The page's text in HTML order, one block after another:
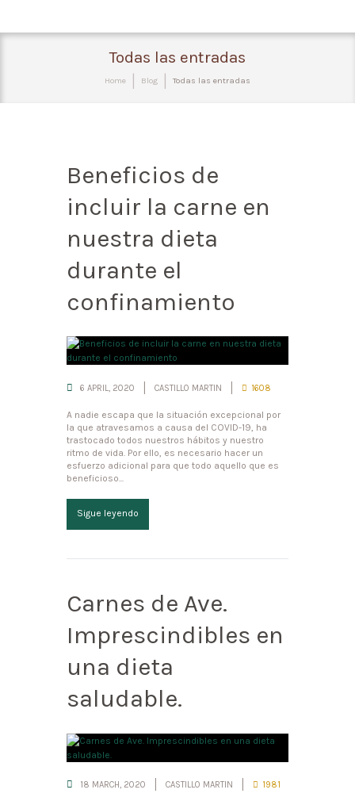
Todas las entradas
Home Blog Todas las entradas
Beneficios de
incluir la carne en
nuestra dieta
durante el
confinamiento
6 APRIL, 2020 CASTILLO MARTIN 1608
A nadie escapa que la situación excepcional por
la que atravesamos a causa del COVID-19, ha
trastocado todos nuestros hábitos y nuestro
ritmo de vida. Por ello, es necesario hacer un
esfuerzo adicional para que todo aquello que es
beneficioso...
Sigue leyendo
Carnes de Ave.
Imprescindibles en
una dieta
saludable.
18 MARCH, 2020 CASTILLO MARTIN 1981